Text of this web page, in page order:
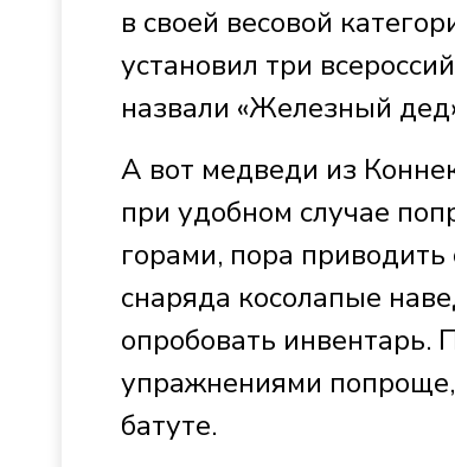
в своей весовой
установил три
назвали «Железный
А вот медведи из
при удобном случае
горами, пора
снаряда косолапые
опробовать инвентарь.
упражнениями
батуте.